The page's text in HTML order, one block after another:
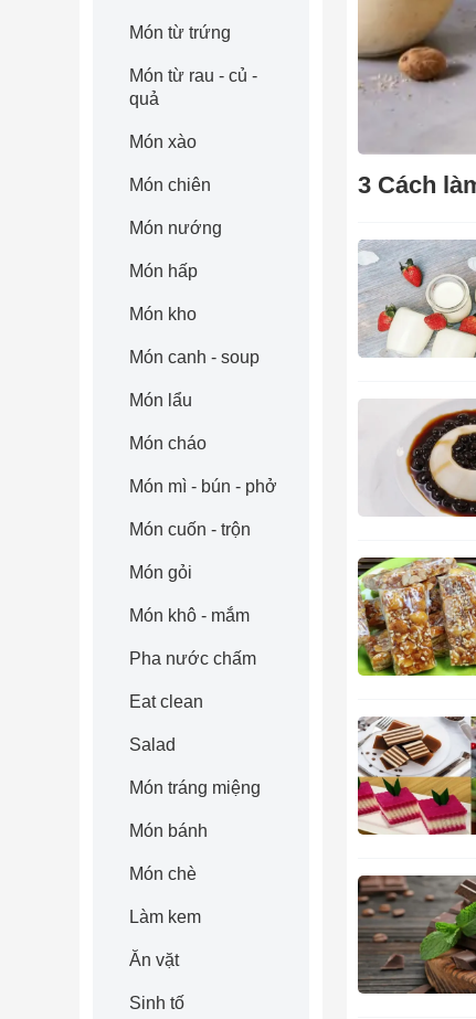
Món từ trứng
Món từ rau - củ -
quả
Món xào
Món chiên
Món nướng
Món hấp
Món kho
Món canh - soup
Món lẩu
Món cháo
Món mì - bún - phở
Món cuốn - trộn
Món gỏi
Món khô - mắm
Pha nước chấm
Eat clean
Salad
Món tráng miệng
Món bánh
Món chè
Làm kem
Ăn vặt
Sinh tố
3 Cách